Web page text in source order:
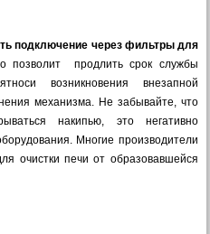
подключение через фильтры для
позволит продлить срок службы
возникновения внезапной
механизма. Не забывайте, что
накипью, это негативно
Многие производители
очистки печи от образовавшейся